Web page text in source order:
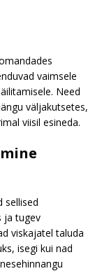
vaimsele
Need
väljakutsetes,
viisil esineda.
sellised
ja tugev
viskajatel taluda
isegi kui nad